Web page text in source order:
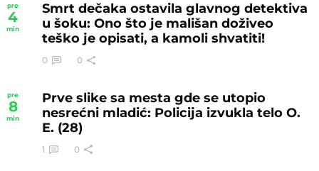
pre
4
min
Smrt dečaka ostavila glavnog detektiva
u šoku: Ono što je mališan doživeo
teško je opisati, a kamoli shvatiti!
0 0
pre
8
min
Prve slike sa mesta gde se utopio
nesrećni mladić: Policija izvukla telo O.
E. (28)
1 0